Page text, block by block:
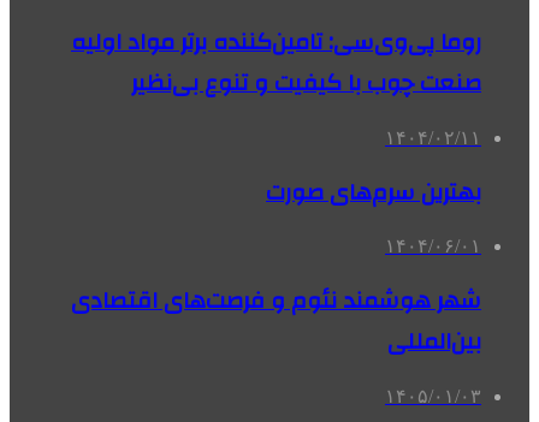
روما پی‌وی‌سی: تامین‌کننده برتر مواد اولیه
صنعت چوب با کیفیت و تنوع بی‌نظیر
۱۴۰۴/۰۲/۱۱
بهترین سرم‌های صورت
۱۴۰۴/۰۶/۰۱
شهر هوشمند نئوم و فرصت‌های اقتصادی
بین‌المللی
۱۴۰۵/۰۱/۰۳